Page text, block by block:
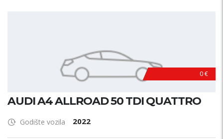
0 €
AUDI A4 ALLROAD 50 TDI QUATTRO
Godište vozila 2022